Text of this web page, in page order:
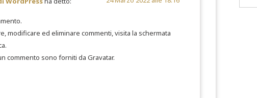
modificare ed eliminare commenti, visita la schermata
commento sono forniti da Gravatar.